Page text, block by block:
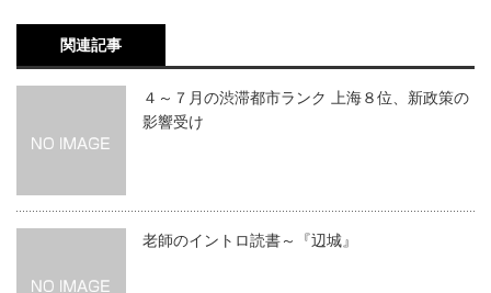
関連記事
４～７月の渋滞都市ランク 上海８位、新政策の
影響受け
老師のイントロ読書～『辺城』